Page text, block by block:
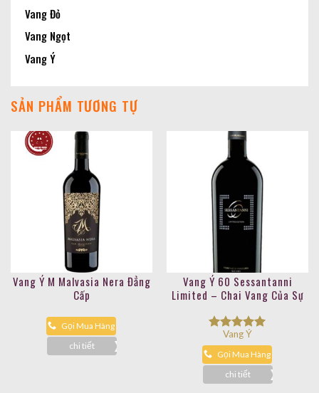
Vang Đỏ
Vang Ngọt
Vang Ý
SẢN PHẨM TƯƠNG TỰ
Vang Ý M Malvasia Nera Đẳng
Cấp
Gọi Mua Hàng
chi tiết
Vang Ý 60 Sessantanni
Limited – Chai Vang Của Sự
Được xếp
hạng 5.00
5 sao
Vang Ý
Gọi Mua Hàng
chi tiết